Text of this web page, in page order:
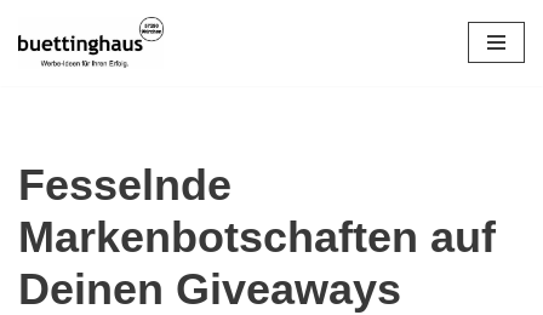
Zum
Fesselnde
Markenbotschaften auf
Deinen Giveaways